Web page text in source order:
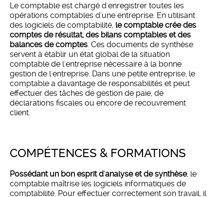
Le comptable est chargé d'enregistrer toutes les
opérations comptables d'une entreprise. En utilisant
des logiciels de comptabilité, le comptable crée des
comptes de résultat, des bilans comptables et des
balances de comptes . Ces documents de synthèse
servent à établir un état global de la situation
comptable de l'entreprise nécessaire à la bonne
gestion de l'entreprise. Dans une petite entreprise, le
comptable a davantage de responsabilités et peut
effectuer des tâches de gestion de paie, de
déclarations fiscales ou encore de recouvrement
client.
COMPÉTENCES & FORMATIONS
Possédant un bon esprit d'analyse et de synthèse, le
comptable maîtrise les logiciels informatiques de
comptabilité. Pour effectuer correctement son travail, il